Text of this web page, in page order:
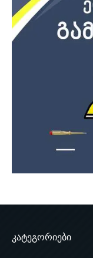
კატეგორიები